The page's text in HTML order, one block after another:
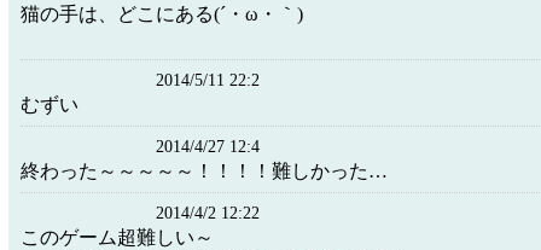
猫の手は、どこにある(´・ω・｀)
2014/5/11 22:2
むずい
2014/4/27 12:4
終わった～～～～～！！！！難しかった…
2014/4/2 12:22
このゲーム超難